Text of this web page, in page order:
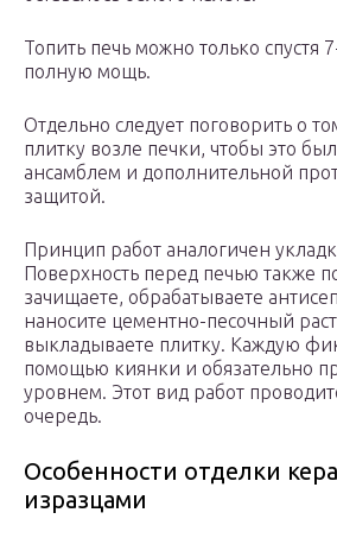
Топить печь можно только спустя
полную мощь.
Отдельно следует поговорить о
плитку возле печки, чтобы это
ансамблем и дополнительной
защитой.
Принцип работ аналогичен
Поверхность перед печью также
зачищаете, обрабатываете
наносите цементно-песочный
выкладываете плитку. Каждую
помощью киянки и обязательно
уровнем. Этот вид работ
очередь.
Особенности отделки
изразцами